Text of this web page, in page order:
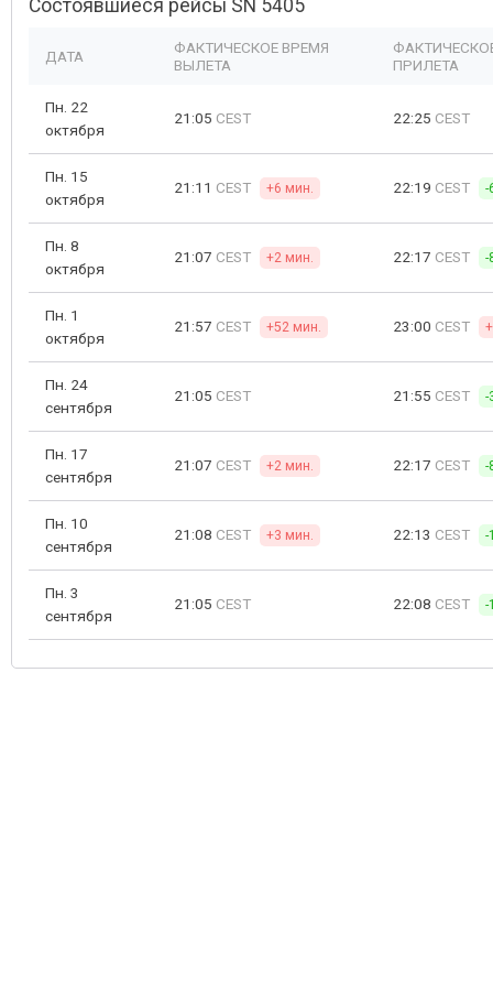
Состоявшиеся рейсы SN 5405
ДАТА
ФАКТИЧЕСКОЕ ВРЕМЯ
ВЫЛЕТА
ПРИЛЕТА
Пн. 22
октября
21:05 CEST 22:25 CEST
Пн. 15
октября
21:11 CEST +6 мин. 22:19 CEST -
Пн. 8
октября
21:07 CEST +2 мин. 22:17 CEST -
Пн. 1
октября
21:57 CEST +52 мин. 23:00 CEST
Пн. 24
сентября
21:05 CEST 21:55 CEST -
Пн. 17
сентября
21:07 CEST +2 мин. 22:17 CEST -
Пн. 10
сентября
21:08 CEST +3 мин. 22:13 CEST -
Пн. 3
сентября
21:05 CEST 22:08 CEST -